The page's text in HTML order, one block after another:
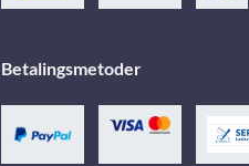
Betalingsmetoder